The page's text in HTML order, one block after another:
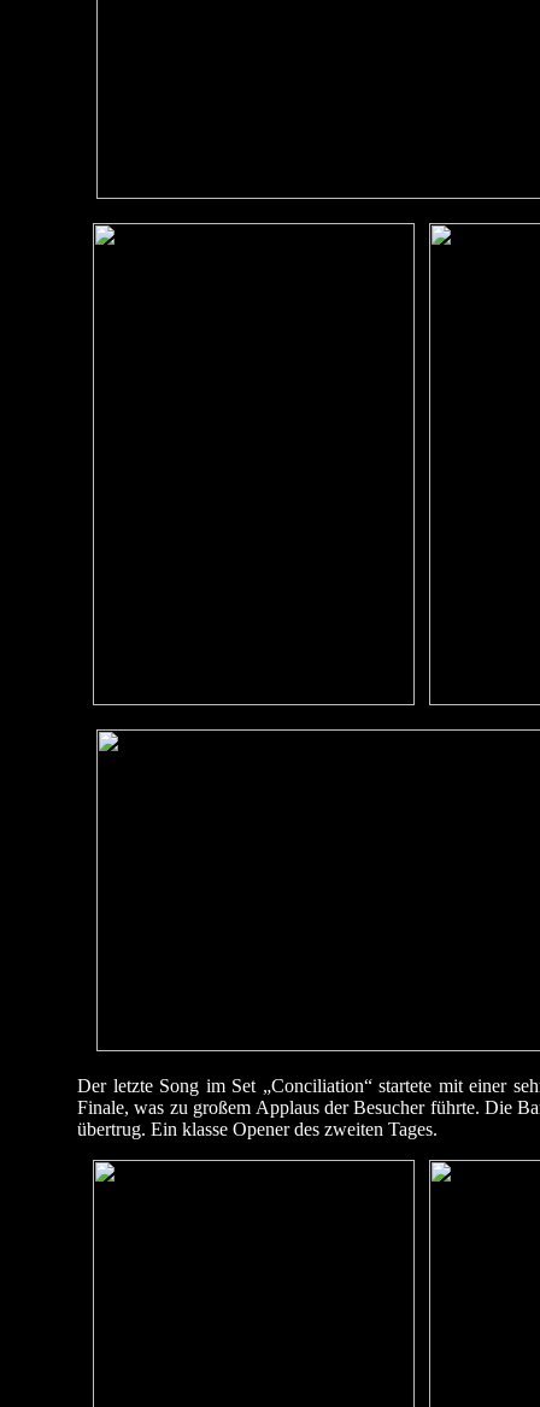
Der letzte Song im Set „Conciliation“ startete mit einer
Finale, was zu großem Applaus der Besucher führte. Die
übertrug. Ein klasse Opener des zweiten Tages.